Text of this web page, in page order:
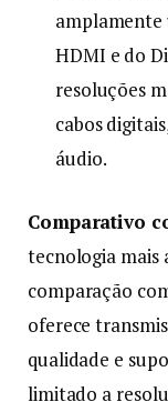
HDMI e do
resoluções
cabos
áudio.
Comparativo
tecnologia mais
comparação
oferece
qualidade e
limitado a